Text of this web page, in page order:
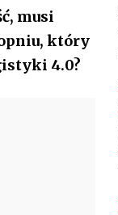
musi
który
4.0?